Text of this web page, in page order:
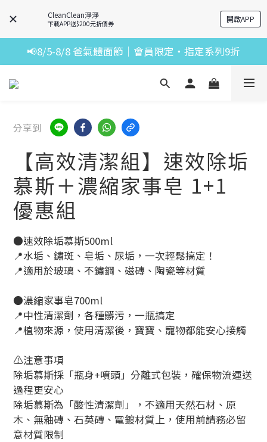
CleanClean淨淨
下載APP送$200元折價券 開啟APP
📢8/5-8/8 爸氣體面節｜會員限定・指定系列9折
分享到
【高效清潔組】速效除垢
慕斯＋濃縮家事皂 1+1
優惠組
●速效除垢慕斯500ml
📍水垢、鏽斑、皂垢、尿垢，一次輕鬆搞定！
📍適用於玻璃、不鏽鋼、磁磚、陶瓷等材質
●濃縮家事皂700ml
📍中性清潔劑，各種髒污，一瓶搞定
📍植物來源，使用清潔後，寶寶、寵物都能安心接觸
⚠️注意事項
除垢慕斯採「瓶身+噴頭」分離式包裝，確保物流運送
過程更安心
除垢慕斯為「酸性清潔劑」，不適用天然石材、原
木、無釉磚、石英磚、電鍍材質上，使用前請務必留
意材質限制